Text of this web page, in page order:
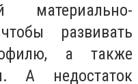
материально-
развивать
а также
А недостаток